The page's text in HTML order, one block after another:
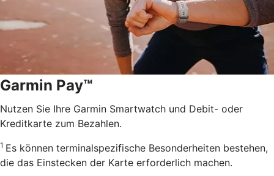
Garmin Pay™
Nutzen Sie Ihre Garmin Smartwatch und Debit- oder
Kreditkarte zum Bezahlen.
1 Es können terminalspezifische Besonderheiten bestehen,
die das Einstecken der Karte erforderlich machen.